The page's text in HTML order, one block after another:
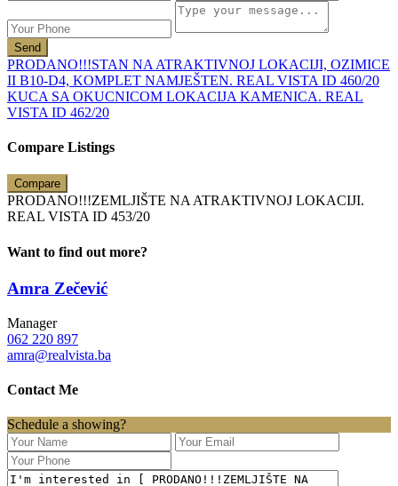
Send
PRODANO!!!STAN NA ATRAKTIVNOJ LOKACIJI, OZIMICE
II B10-D4, KOMPLET NAMJEŠTEN. REAL VISTA ID 460/20
KUCA SA OKUCNICOM LOKACIJA KAMENICA. REAL
VISTA ID 462/20
Compare Listings
Compare
PRODANO!!!ZEMLJIŠTE NA ATRAKTIVNOJ LOKACIJI.
REAL VISTA ID 453/20
Want to find out more?
Amra Zečević
Manager
062 220 897
amra@realvista.ba
Contact Me
Schedule a showing?